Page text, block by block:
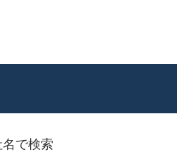
で検索